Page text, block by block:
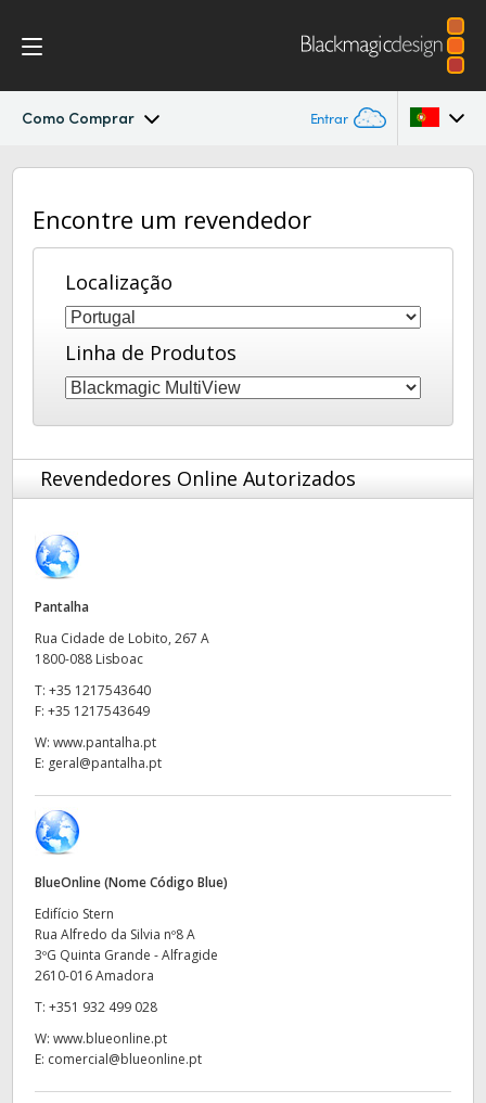
Como Comprar Entrar
MultiView
Workflow
Design
Especificações
Australia
Austria
Brazil
Canada
Denmark
Hong Kong SAR, China
India
Italy
Mexico
Malaysia
Netherlands
Norway
Encontre um revendedor
Localização
Linha de Produtos
Revendedores Online Autorizados
Pantalha
Rua Cidade de Lobito, 267 A
1800-088 Lisboac
T: +35 1217543640
F: +35 1217543649
W: www.pantalha.pt
E: geral@pantalha.pt
BlueOnline (Nome Código Blue)
Edifício Stern
Rua Alfredo da Silvia nº8 A
3ºG Quinta Grande - Alfragide
2610-016 Amadora
T: +351 932 499 028
W: www.blueonline.pt
E: comercial@blueonline.pt